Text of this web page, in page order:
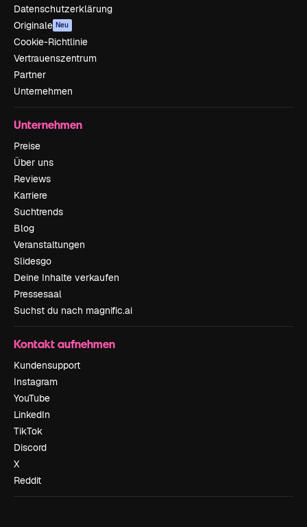
Datenschutzerklärung
Originale Neu
Cookie-Richtlinie
Vertrauenszentrum
Partner
Unternehmen
Unternehmen
Preise
Über uns
Reviews
Karriere
Suchtrends
Blog
Veranstaltungen
Slidesgo
Deine Inhalte verkaufen
Pressesaal
Suchst du nach magnific.ai
Kontakt aufnehmen
Kundensupport
Instagram
YouTube
LinkedIn
TikTok
Discord
X
Reddit